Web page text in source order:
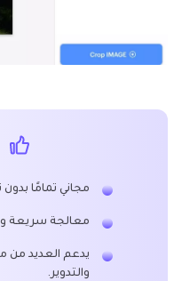
مجاني تمامًا
معالجة سريعة
يدعم العديد من
والتدوير.